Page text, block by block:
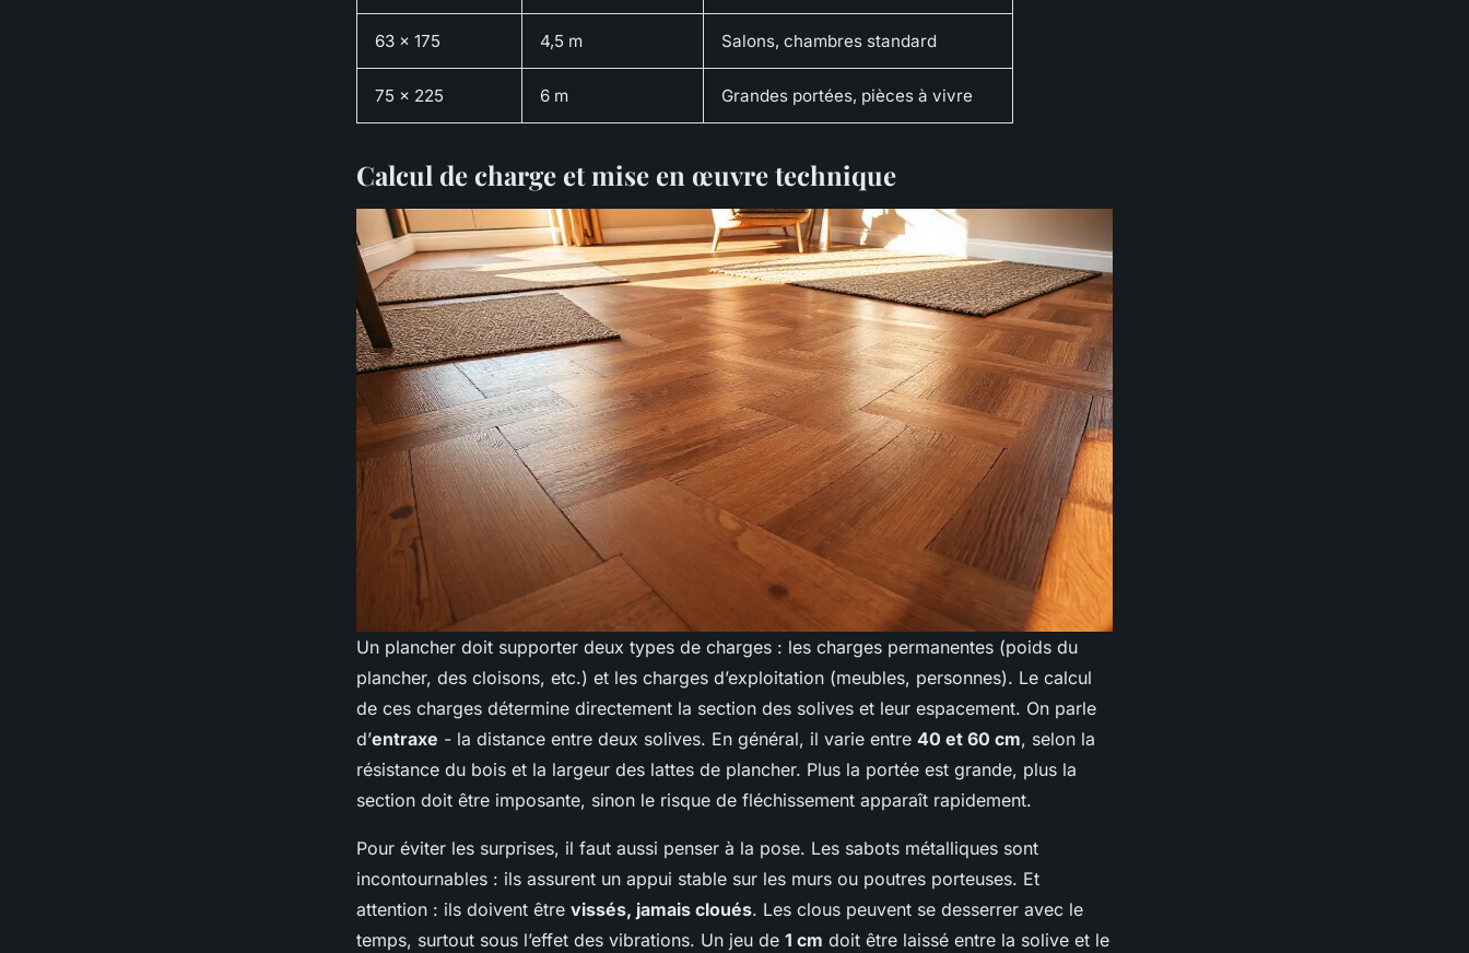
63 x 175 4,5 m Salons, chambres standard
75 x 225 6 m Grandes portées, pièces à vivre
Calcul de charge et mise en œuvre technique
Un plancher doit supporter deux types de charges : les charges permanentes (poids du
plancher, des cloisons, etc.) et les charges d’exploitation (meubles, personnes). Le calcul
de ces charges détermine directement la section des solives et leur espacement. On parle
d’entraxe - la distance entre deux solives. En général, il varie entre 40 et 60 cm, selon la
résistance du bois et la largeur des lattes de plancher. Plus la portée est grande, plus la
section doit être imposante, sinon le risque de fléchissement apparaît rapidement.
Pour éviter les surprises, il faut aussi penser à la pose. Les sabots métalliques sont
incontournables : ils assurent un appui stable sur les murs ou poutres porteuses. Et
attention : ils doivent être vissés, jamais cloués. Les clous peuvent se desserrer avec le
temps, surtout sous l’effet des vibrations. Un jeu de 1 cm doit être laissé entre la solive et le